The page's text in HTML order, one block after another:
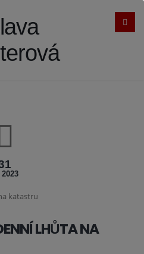
2023
LHŮTA NA